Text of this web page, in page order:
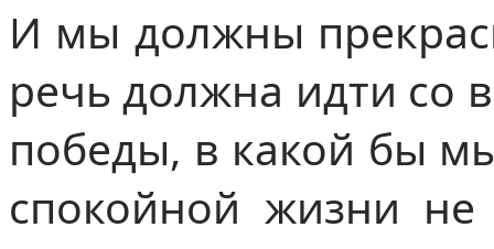
И мы должны
речь должна идти со
победы, в какой бы
спокойной жизни